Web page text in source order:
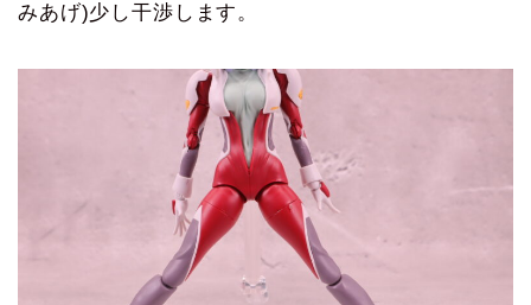
みあげ)少し干渉します。